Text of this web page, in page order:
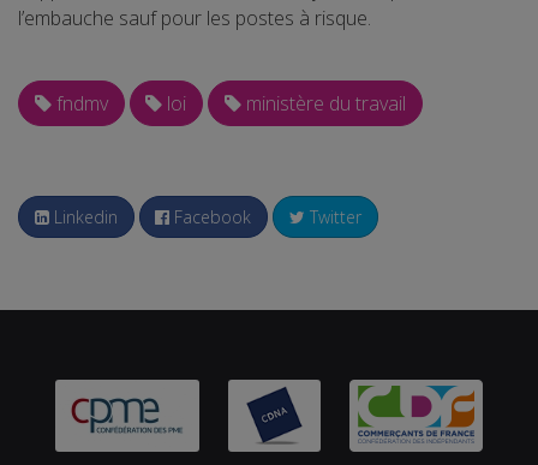
l’embauche sauf pour les postes à risque.
fndmv loi ministère du travail
Linkedin Facebook Twitter